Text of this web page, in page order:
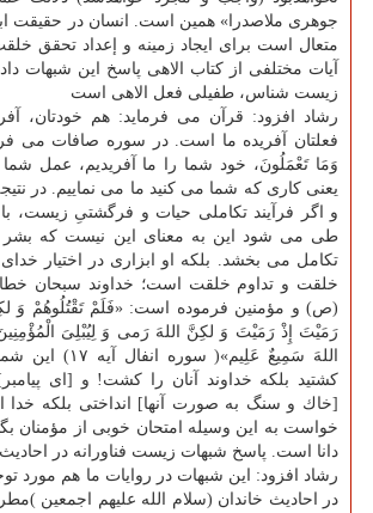
جوهری ملاصدرا» همین است. انسان در حقیقت
متعال است برای ایجاد زمینه و إعداد تحقق
آیات مختلفی از كتاب الاهی پاسخ این شبهات
زیست شناس، طفیلی فعل الاهی است
رشاد افزود: قرآن می فرماید: هم خودتان،
فعلتان آفریده ما است. در سوره صافات می
وَمَا تَعْمَلُونَ، خود شما را ما آفریدیم، عمل شما
یعنی كاری كه شما می كنید ما می نماییم. در
و اگر فرآیند تكاملی حیات و فرگشتیِ زیست،
طی می شود این به معنای این نیست كه بشر
تكامل می بخشد. بلكه او ابزاری در اختیار
خلقت و تداوم خلقت است؛ خداوند سبحان
(ص) و مؤمنین فرموده است: «فَلَمْ تَقْتُلُوهُمْ وَ
رَمَیْتَ إِذْ رَمَیْتَ وَ لكِنَّ اللهَ رَمی وَ لِیُبْلِیَ
اللهَ سَمِیعٌ عَلِیم»(
كشتید بلكه خداوند آنان را كشت! و [ای
[خاك و سنگ به صورت آنها] انداختی بلكه خدا
خواست به این وسیله امتحان خوبی از مؤمنان
دانا است. پاسخ شبهات زیست فناورانه در احادیث
رشاد افزود: این شبهات در روایات ما هم مورد
در احادیث خاندان (سلام الله علیهم اجمعین